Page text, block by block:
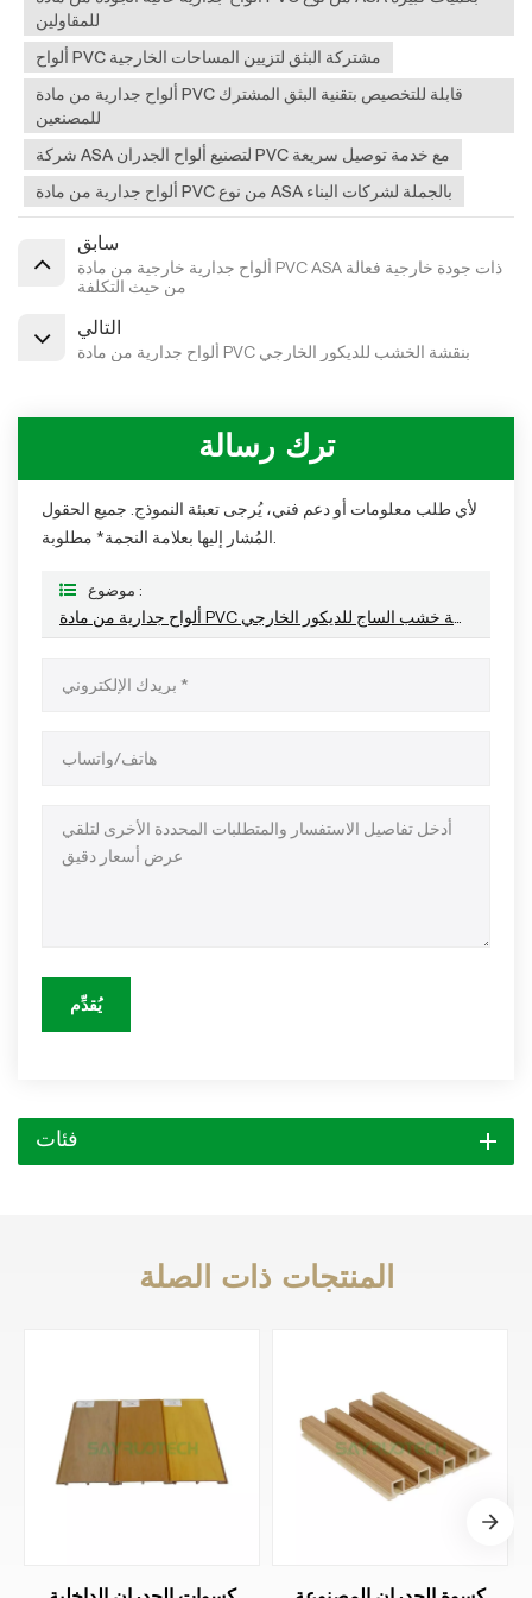
للمقاولين
ألواح PVC مشتركة البثق لتزيين المساحات الخارجية
ألواح جدارية من مادة PVC قابلة للتخصيص بتقنية البثق المشترك
للمصنعين
شركة ASA لتصنيع ألواح الجدران PVC مع خدمة توصيل سريعة
ألواح جدارية من مادة PVC من نوع ASA بالجملة لشركات البناء
سابق
ألواح جدارية خارجية من مادة PVC ASA ذات جودة خارجية فعالة
من حيث التكلفة
التالي
ألواح جدارية من مادة PVC بنقشة الخشب للديكور الخارجي
ترك رسالة
لأي طلب معلومات أو دعم فني، يُرجى تعبئة النموذج. جميع الحقول
المُشار إليها بعلامة النجمة* مطلوبة.
موضوع :
ألواح جدارية من مادة PVC فاخرة بنقشة خشب الساج للديكور الخارجي
يُقدِّم
فئات
المنتجات ذات الصلة